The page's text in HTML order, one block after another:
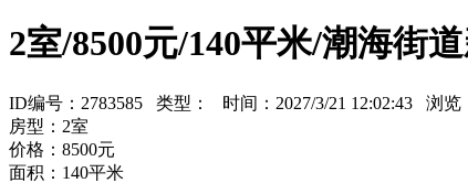
2室/8500元/140平米/潮海街
ID编号：2783585 类型： 时间：2027/3/21 12:02:43 浏览
房型：2室
价格：8500元
面积：140平米